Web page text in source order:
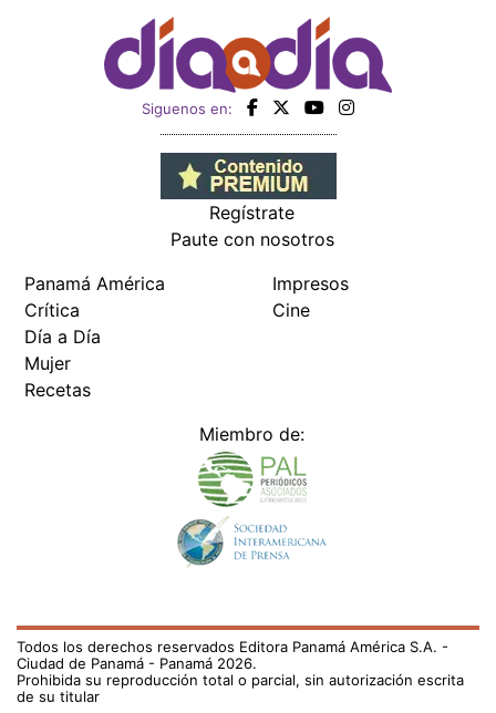
Siguenos en:
Regístrate
Paute con nosotros
Panamá América
Crítica
Día a Día
Mujer
Recetas
Impresos
Cine
Miembro de:
Todos los derechos reservados Editora Panamá América S.A. -
Ciudad de Panamá - Panamá 2026.
Prohibida su reproducción total o parcial, sin autorización escrita
de su titular